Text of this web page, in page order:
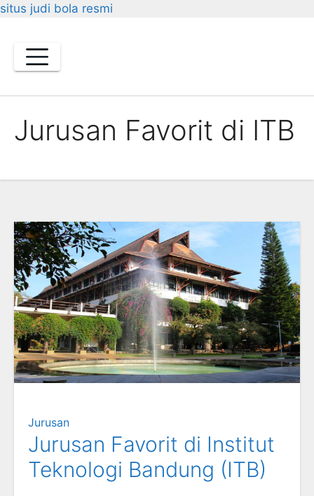
situs judi bola resmi
content
Jurusan Favorit di ITB
Jurusan
Jurusan Favorit di Institut
Teknologi Bandung (ITB)